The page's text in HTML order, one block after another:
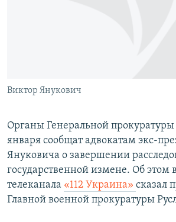
Все сайты RFE/RL
Виктор Янукович
Органы Генеральной
января сообщат адвокатам экс-
Януковича о завершении
государственной измене. Об этом
телеканала «112 Украина» сказал
Главной военной прокуратуры